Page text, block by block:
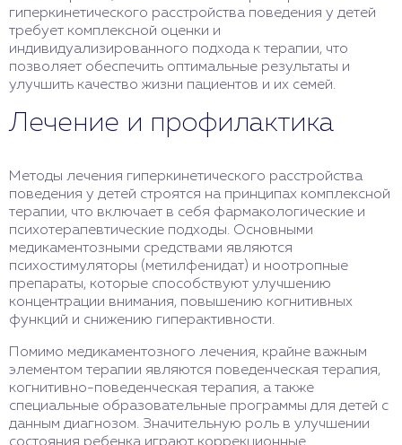
гиперкинетического расстройства поведения у детей
требует комплексной оценки и
индивидуализированного подхода к терапии, что
позволяет обеспечить оптимальные результаты и
улучшить качество жизни пациентов и их семей.
Лечение и профилактика
Методы лечения гиперкинетического расстройства
поведения у детей строятся на принципах комплексной
терапии, что включает в себя фармакологические и
психотерапевтические подходы. Основными
медикаментозными средствами являются
психостимуляторы (метилфенидат) и ноотропные
препараты, которые способствуют улучшению
концентрации внимания, повышению когнитивных
функций и снижению гиперактивности.
Помимо медикаментозного лечения, крайне важным
элементом терапии являются поведенческая терапия,
когнитивно-поведенческая терапия, а также
специальные образовательные программы для детей с
данным диагнозом. Значительную роль в улучшении
состояния ребенка играют коррекционные